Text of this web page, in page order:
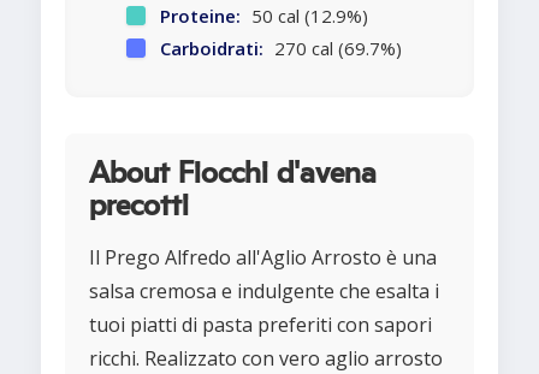
Proteine: 50 cal (12.9%)
Carboidrati: 270 cal (69.7%)
About Fiocchi d'avena
precotti
Il Prego Alfredo all'Aglio Arrosto è una
salsa cremosa e indulgente che esalta i
tuoi piatti di pasta preferiti con sapori
ricchi. Realizzato con vero aglio arrosto